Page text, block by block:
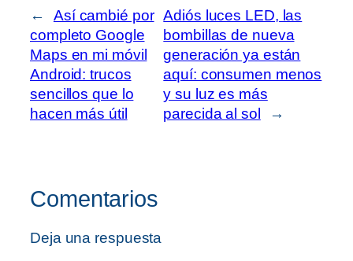
←
Así cambié por
completo Google
Maps en mi móvil
Android: trucos
sencillos que lo
hacen más útil
Adiós luces LED, las
bombillas de nueva
generación ya están
aquí: consumen menos
y su luz es más
parecida al sol
→
Comentarios
Deja una respuesta